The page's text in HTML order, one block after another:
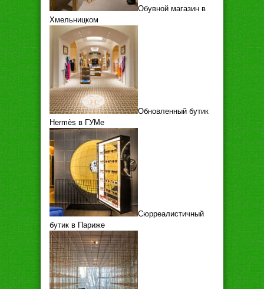
Обувной магазин в
Хмельницком
Обновленный бутик
Hermès в ГУМе
Сюрреалистичный
бутик в Париже